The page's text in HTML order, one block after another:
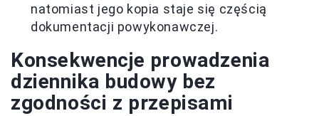
natomiast jego kopia staje się częścią
dokumentacji powykonawczej.
Konsekwencje prowadzenia
dziennika budowy bez
zgodności z przepisami